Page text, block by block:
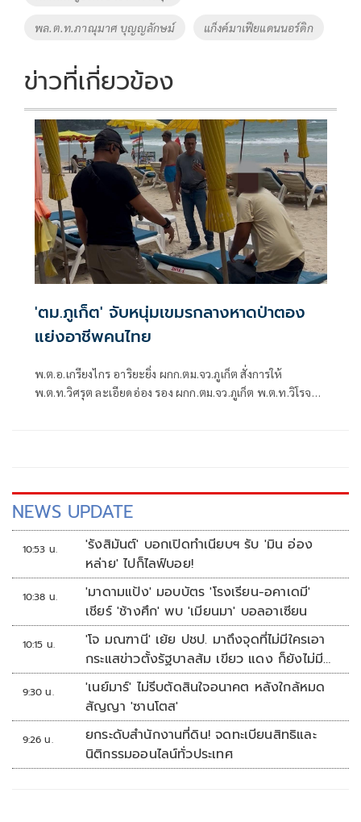
k k
พล.ต.ท.ภาณุมาศ บุญญลักษม์ แก็งค์มาเฟียแดนนอร์ดิก
ข่าวที่เกี่ยวข้อง
'ตม.ภูเก็ต' จับหนุ่มเขมรกลางหาดป่าตอง
แย่งอาชีพคนไทย
พ.ต.อ.เกรียงไกร อาริยะยิ่ง ผกก.ตม.จว.ภูเก็ต สั่งการให้
พ.ต.ท.วิศรุต ละเอียดอ่อง รอง ผกก.ตม.จว.ภูเก็ต พ.ต.ท.วิโรจน์
NEWS UPDATE
10:53 น.
'รังสิมันต์' บอกเปิดทำเนียบฯ รับ 'มิน อ่อง
หล่าย' ไปก็ไลฟ์บอย!
10:38 น.
'มาดามแป้ง' มอบบัตร 'โรงเรียน-อคาเดมี'
เชียร์ 'ช้างศึก' พบ 'เมียนมา' บอลอาเซียน
10:15 น.
'โจ มณฑานี' เย้ย ปชป. มาถึงจุดที่ไม่มีใครเอา
กระแสข่าวตั้งรัฐบาลส้ม เขียว แดง ก็ยังไม่มีฟ้า
เลย
9:30 น.
'เนย์มาร์' ไม่รีบตัดสินใจอนาคต หลังใกล้หมด
สัญญา 'ซานโตส'
9:26 น.
ยกระดับสำนักงานที่ดิน! จดทะเบียนสิทธิและ
นิติกรรมออนไลน์ทั่วประเทศ